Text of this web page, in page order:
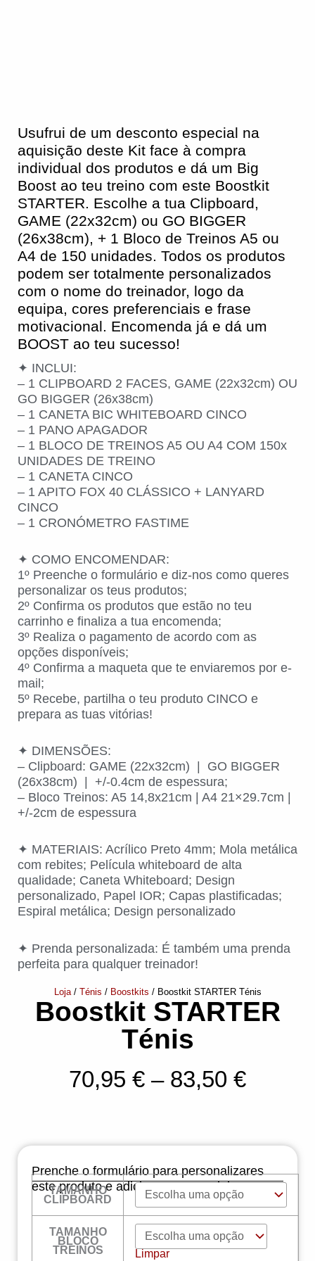
Usufrui de um desconto especial na
aquisição deste Kit face à compra
individual dos produtos e dá um Big
Boost ao teu treino com este Boostkit
STARTER. Escolhe a tua Clipboard,
GAME (22x32cm) ou GO BIGGER
(26x38cm), + 1 Bloco de Treinos A5 ou
A4 de 150 unidades. Todos os produtos
podem ser totalmente personalizados
com o nome do treinador, logo da
equipa, cores preferenciais e frase
motivacional. Encomenda já e dá um
BOOST ao teu sucesso!
✦ INCLUI:
– 1 CLIPBOARD 2 FACES, GAME (22x32cm) OU
GO BIGGER (26x38cm)
– 1 CANETA BIC WHITEBOARD CINCO
– 1 PANO APAGADOR
– 1 BLOCO DE TREINOS A5 OU A4 COM 150x
UNIDADES DE TREINO
– 1 CANETA CINCO
– 1 APITO FOX 40 CLÁSSICO + LANYARD
CINCO
– 1 CRONÓMETRO FASTIME
✦ COMO ENCOMENDAR:
1º Preenche o formulário e diz-nos como queres
personalizar os teus produtos;
2º Confirma os produtos que estão no teu
carrinho e finaliza a tua encomenda;
3º Realiza o pagamento de acordo com as
opções disponíveis;
4º Confirma a maqueta que te enviaremos por e-
mail;
5º Recebe, partilha o teu produto CINCO e
prepara as tuas vitórias!
✦ DIMENSÕES:
– Clipboard: GAME (22x32cm) | GO BIGGER
(26x38cm) | +/-0.4cm de espessura;
– Bloco Treinos: A5 14,8x21cm | A4 21×29.7cm |
+/-2cm de espessura
✦ MATERIAIS: Acrílico Preto 4mm; Mola metálica
com rebites; Película whiteboard de alta
qualidade; Caneta Whiteboard; Design
personalizado, Papel IOR; Capas plastificadas;
Espiral metálica; Design personalizado
✦ Prenda personalizada: É também uma prenda
perfeita para qualquer treinador!
Loja/ Ténis / Boostkits / Boostkit STARTER Ténis
Boostkit STARTER
Ténis
70,95 € – 83,50 €Price
83,50
Prenche o formulário para personalizares
este produto e adiciona-o ao carrinho!
TAMANHO
CLIPBOARD
TAMANHO
BLOCO
TREINOS Limpar
Quantidade
de
Boostkit
Ténis